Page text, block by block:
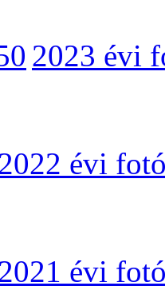
2023 évi
évi
évi